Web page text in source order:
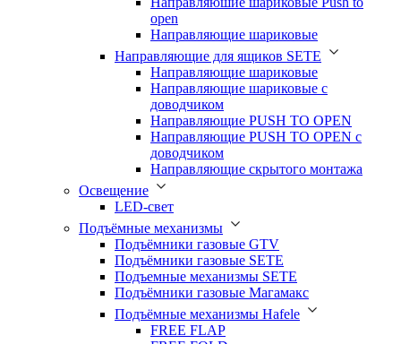
open
Направляющие шариковые
Направляющие для ящиков SETE
Направляющие шариковые
Направляющие шариковые с
доводчиком
Направляющие PUSH TO OPEN
Направляющие PUSH TO OPEN с
доводчиком
Направляющие скрытого монтажа
Освещение
LED-свет
Подъёмные механизмы
Подъёмники газовые GTV
Подъёмники газовые SETE
Подъемные механизмы SETE
Подъёмники газовые Магамакс
Подъёмные механизмы Hafele
FREE FLAP